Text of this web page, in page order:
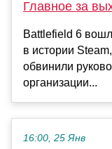
Главное за
Battlefield 6
в истории
обвинили
организации...
16:00, 25 Янв